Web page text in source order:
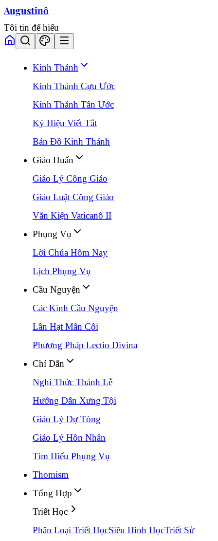
Augustinô
Tôi tin để hiểu
Kinh Thánh
Kinh Thánh Cựu Ước
Kinh Thánh Tân Ước
Ký Hiệu Viết Tắt
Bản Đồ Kinh Thánh
Giáo Huấn
Giáo Lý Công Giáo
Giáo Luật Công Giáo
Văn Kiện Vaticanô II
Phụng Vụ
Lời Chúa Hôm Nay
Lịch Phụng Vụ
Cầu Nguyện
Các Kinh Cầu Nguyện
Lần Hạt Mân Côi
Phương Pháp Lectio Divina
Chỉ Dẫn
Nghi Thức Thánh Lễ
Hướng Dẫn Xưng Tội
Giáo Lý Dự Tòng
Giáo Lý Hôn Nhân
Tìm Hiểu Phụng Vụ
Thomism
Tổng Hợp
Triết Học
Phân Loại Triết HọcSiêu Hình HọcTriết Sử